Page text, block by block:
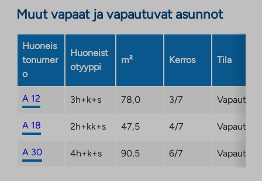
Muut vapaat ja vapautuvat asunnot
Huoneis
tonumer
o
Huoneist
otyyppi
m² Kerros Tila
A 12 3h+k+s 78,0 3/7
A 18 2h+kk+s 47,5 4/7
A 30 4h+k+s 90,5 6/7